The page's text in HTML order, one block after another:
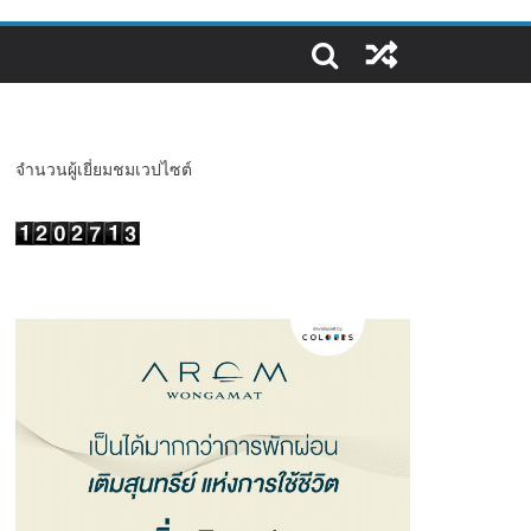
จำนวนผู้เยี่ยมชมเวปไซต์